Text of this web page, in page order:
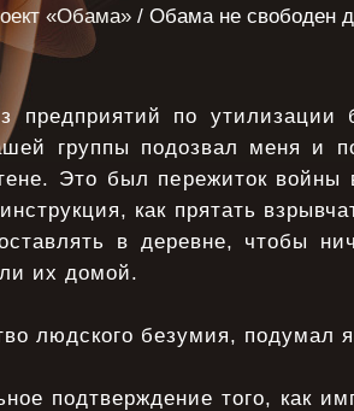
«Обама» / Обама не свободен
предприятий по утилизации
группы подозвал меня и
Это был пережиток войны
как прятать
в деревне, чтобы
их домой.
людского безумия, подумал
подтверждение того, как